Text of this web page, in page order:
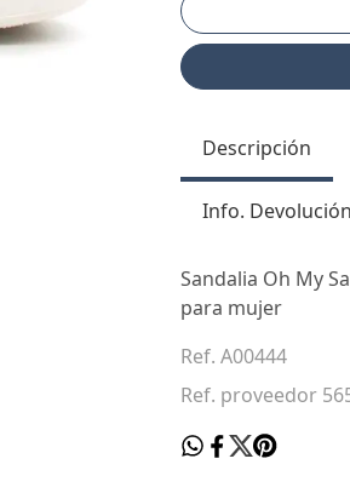
Descripción
Info. Devolución
Sandalia Oh My
para mujer
Ref. A00444
Ref. proveedor